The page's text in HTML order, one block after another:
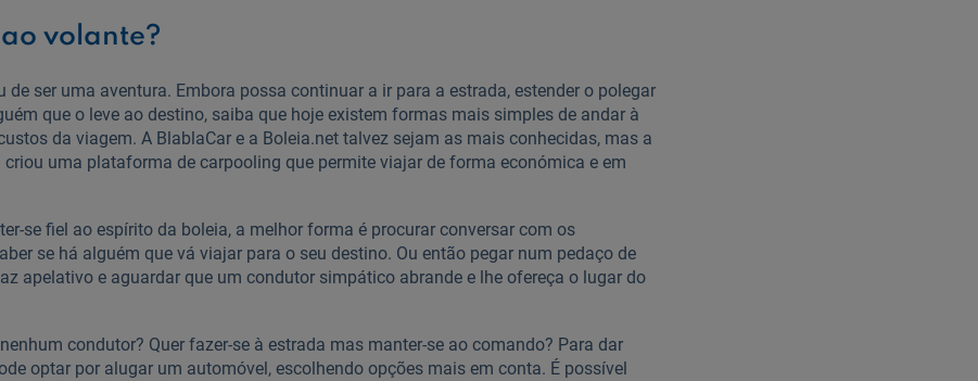
volante?
de ser uma aventura. Embora possa continuar a ir para a estrada, estender o polegar
que o leve ao destino, saiba que hoje existem formas mais simples de andar à
da viagem. A BlablaCar e a Boleia.net talvez sejam as mais conhecidas, mas a
criou uma plataforma de carpooling que permite viajar de forma económica e em
se fiel ao espírito da boleia, a melhor forma é procurar conversar com os
se há alguém que vá viajar para o seu destino. Ou então pegar num pedaço de
apelativo e aguardar que um condutor simpático abrande e lhe ofereça o lugar do
condutor? Quer fazer-se à estrada mas manter-se ao comando? Para dar
optar por alugar um automóvel, escolhendo opções mais em conta. É possível